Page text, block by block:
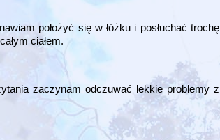
położyć się w łóżku i posłuchać trochę
ciałem.
zaczynam odczuwać lekkie problemy z